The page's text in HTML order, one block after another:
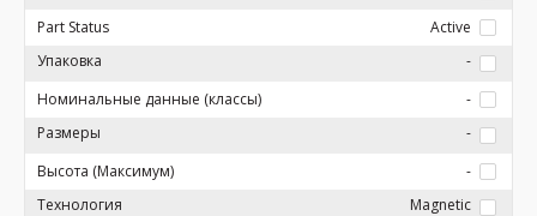
Part Status
Active
Упаковка
-
Номинальные данные (классы)
-
Размеры
-
Высота (Максимум)
-
Технология
Magnetic